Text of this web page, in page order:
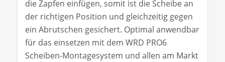
die Zapfen einfügen, somit ist die Scheibe an
der richtigen Position und gleichzeitig gegen
ein Abrutschen gesichert. Optimal anwendbar
für das einsetzen mit dem WRD PRO6
Scheiben-Montagesystem und allen am Markt